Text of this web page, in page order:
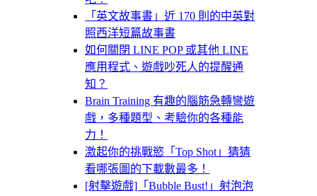
「英文故事書」近 170 則的中英對
照西洋短篇故事書
如何關閉 LINE POP 或其他 LINE
應用程式、遊戲吵死人的提醒通
知？
Brain Training 有趣的腦筋急轉彎遊
戲，多種題型、考驗你的各種能
力！
激起你的挑戰慾「Top Shot」猜猜
看哪張圖的下載數最多！
[射擊遊戲]「Bubble Bust!」射泡泡